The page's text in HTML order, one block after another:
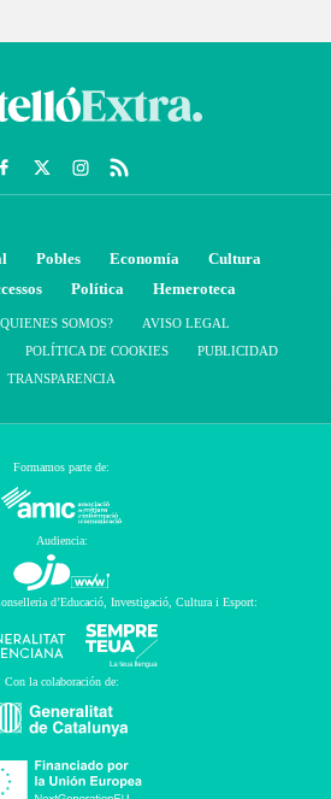
Pobles Economía
Cultura
Política Hemeroteca
SOMOS?
AVISO LEGAL
POLÍTICA DE COOKIES
PUBLICIDAD
TRANSPARENCIA
Formamos parte de:
Audiencia:
d’Educació, Investigació, Cultura i Esport:
Con la colaboración de: